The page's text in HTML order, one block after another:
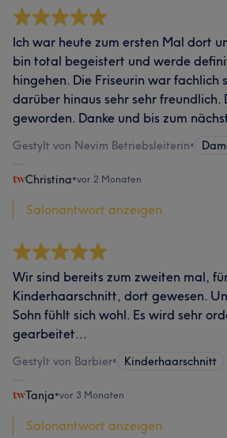
Ich war heute zum ersten Mal dort
bin total begeistert und werde
hingehen. Die Friseurin war fachlich
darüber hinaus sehr sehr freundlich.
geworden. Danke und bis zum
Gestylt von Nevim Betriebsleiterin•
Christina•vor 2 Monaten
Salonantwort anzeigen
Wir sind bereits zum zweiten mal,
Kinderhaarschnitt, dort gewesen.
Sohn fühlt sich wohl. Es wird sehr
gearbeitet...
Gestylt von Barbier• Kinderhaarschnitt
Tanja•vor 3 Monaten
Salonantwort anzeigen